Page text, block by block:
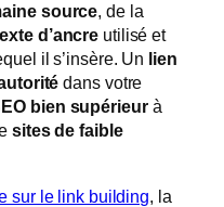
source, de la
d’ancre utilisé et
il s’insère. Un lien
dans votre
bien supérieurà
sites de faible
sur le link building, la